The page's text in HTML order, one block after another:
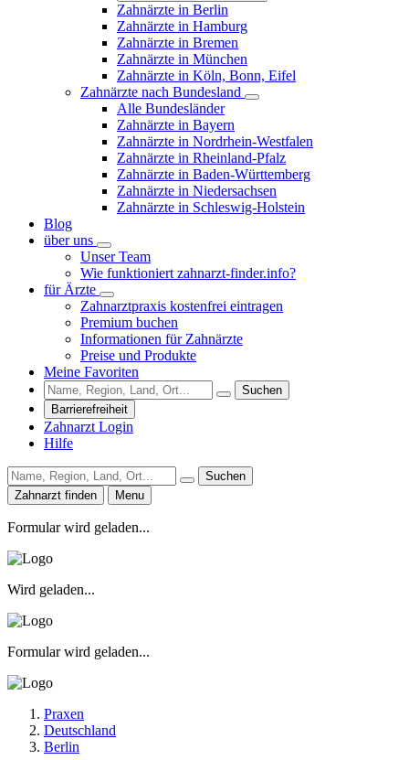
Zahnärzte in Berlin
Zahnärzte in Hamburg
Zahnärzte in Bremen
Zahnärzte in München
Zahnärzte in Köln, Bonn, Eifel
Zahnärzte nach Bundesland
Alle Bundesländer
Zahnärzte in Bayern
Zahnärzte in Nordrhein-Westfalen
Zahnärzte in Rheinland-Pfalz
Zahnärzte in Baden-Württemberg
Zahnärzte in Niedersachsen
Zahnärzte in Schleswig-Holstein
Blog
über uns
Unser Team
Wie funktioniert zahnarzt-finder.info?
für Ärzte
Zahnarztpraxis kostenfrei eintragen
Premium buchen
Informationen für Zahnärzte
Preise und Produkte
Meine Favoriten
Suchen
Barrierefreiheit
Zahnarzt Login
Hilfe
Suchen
Zahnarzt finden
Menu
Formular wird geladen...
Wird geladen...
Formular wird geladen...
Praxen
Deutschland
Berlin